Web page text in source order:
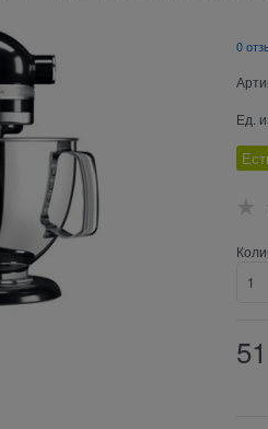
0
Ед.